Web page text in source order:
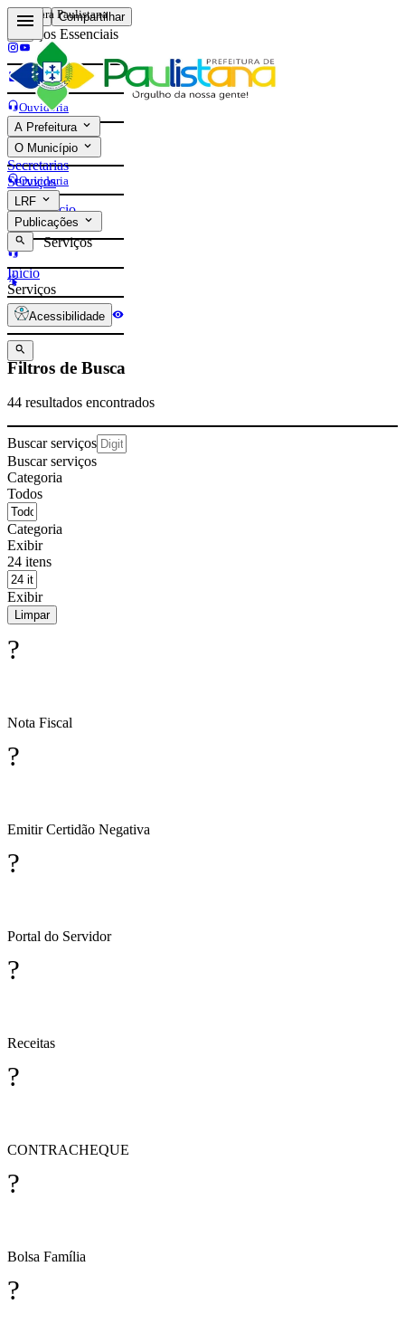
Prefeitura Paulistana
Contatos
Ouvidoria
e-Sic
Contatos
Ouvidoria
e-Sic
Acessibilidade
A Prefeitura
O Município
Secretarias
Serviços
LRF
Publicações
Voltar Compartilhar
Serviços Essenciais
Início
Serviços
Início
Serviços
Filtros de Busca
44 resultados encontrados
Buscar serviços
Buscar serviços
Categoria
Todos
Categoria
Exibir
24 itens
Exibir
Limpar
?
Nota Fiscal
?
Emitir Certidão Negativa
?
Portal do Servidor
?
Receitas
?
CONTRACHEQUE
?
Bolsa Família
?